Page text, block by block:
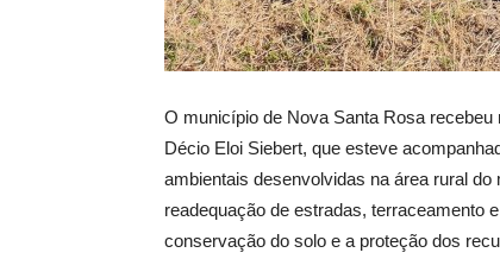
O município de Nova Santa Rosa
Décio Eloi Siebert, que esteve
ambientais desenvolvidas na área rural
readequação de estradas, terraceamento
conservação do solo e a proteção dos